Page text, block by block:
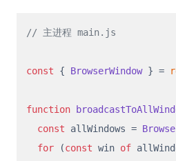
// 主进程 main.js
const { BrowserWindow } =
function
const allWindows =
for (const win of